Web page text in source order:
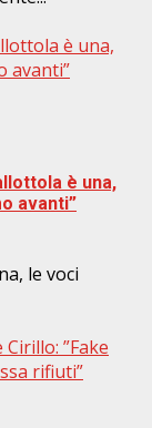
è una,
avanti”
è una,
avanti”
le voci
”Fake
rifiuti”